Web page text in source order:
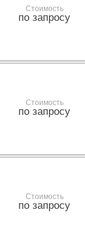
Стоимость
по запросу
Стоимость
по запросу
Стоимость
по запросу